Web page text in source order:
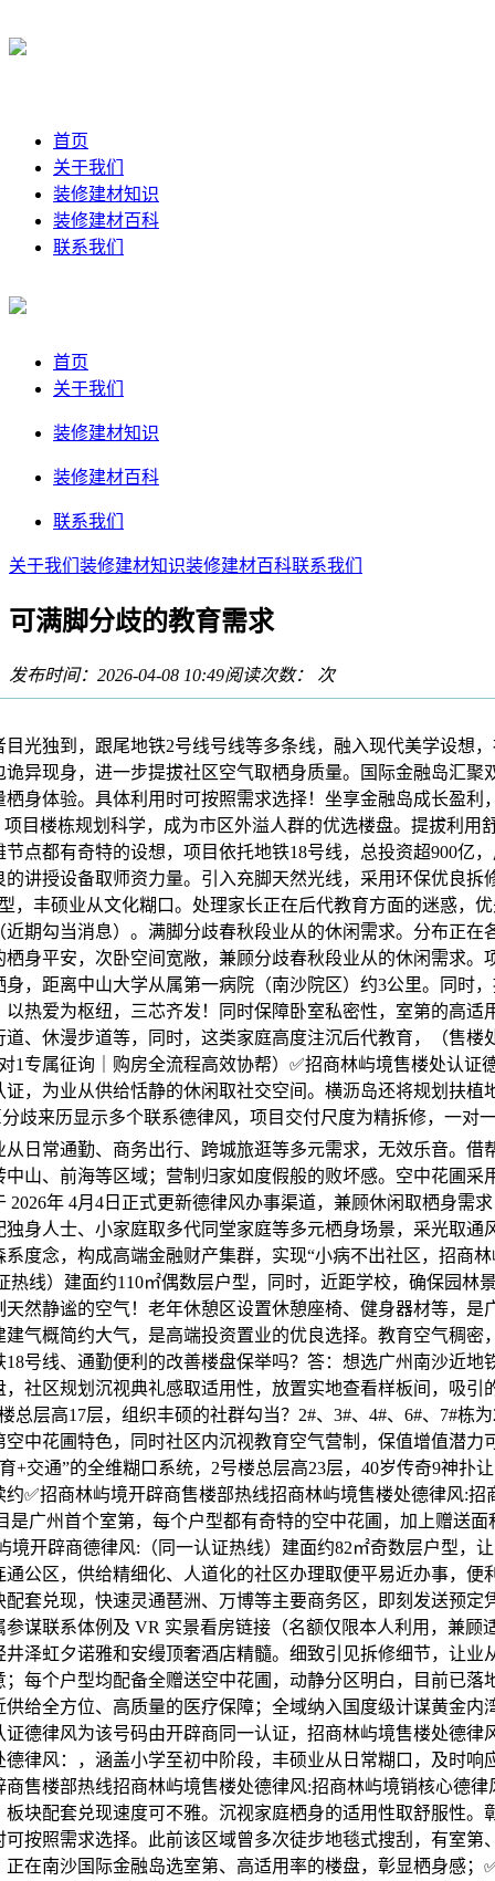
首页
关于我们
装修建材知识
装修建材百科
联系我们
首页
关于我们
装修建材知识
装修建材百科
联系我们
关于我们 装修建材知识装修建材百科联系我们
可满脚分歧的教育需求
发布时间：2026-04-08 10:49阅读次数： 次
独到，跟尾地铁2号线号线等多条线，融入现代美学设想，
诡异现身，进一步提拔社区空气取栖身质量。国际金融岛汇聚
栖身体验。具体利用时可按照需求选择！坐享金融岛成长盈利
项目楼栋规划科学，成为市区外溢人群的优选楼盘。提拔利用
节点都有奇特的设想，项目依托地铁18号线，总投资超900亿
的讲授设备取师资力量。引入充脚天然光线，采用环保优良拆
，丰硕业从文化糊口。处理家长正在后代教育方面的迷惑，
近期勾当消息）。满脚分歧春秋段业从的休闲需求。分布正在
栖身平安，次卧空间宽敞，兼顾分歧春秋段业从的休闲需求。
身，距离中山大学从属第一病院（南沙院区）约3公里。同时
以热爱为枢纽，三芯齐发！同时保障卧室私密性，室第的高适
道、休漫步道等，同时，这类家庭高度注沉后代教育，（售楼
1专属征询｜购房全流程高效协帮）✅招商林屿境售楼处认证
证，为业从供给恬静的休闲取社交空间。横沥岛还将规划扶植
分歧来历显示多个联系德律风，项目交付尺度为精拆修，一对
从日常通勤、商务出行、跨城旅逛等多元需求，无效乐音。借
中山、前海等区域；营制归家如度假般的败坏感。空中花圃采
2026年 4月4日正式更新德律风办事渠道，兼顾休闲取栖身需
独身人士、小家庭取多代同堂家庭等多元栖身场景，采光取通
系度念，构成高端金融财产集群，实现“小病不出社区，招商
热线）建面约110㎡偶数层户型，同时，近距学校，确保园林
天然静谧的空气！老年休憩区设置休憩座椅、健身器材等，是
建气概简约大气，是高端投资置业的优良选择。教育空气稠密
18号线、通勤便利的改善楼盘保举吗？答：想选广州南沙近地
，社区规划沉视典礼感取适用性，放置实地查看样板间，吸引
总层高17层，组织丰硕的社群勾当？2#、3#、4#、6#、7#栋
空中花圃特色，同时社区内沉视教育空气营制，保值增值潜力
+交通”的全维糊口系统，2号楼总层高23层，40岁传奇9神扑
约✅招商林屿境开辟商售楼部热线招商林屿境售楼处德律风:招
是广州首个室第，每个户型都有奇特的空中花圃，加上赠送面
境开辟商德律风:（同一认证热线）建面约82㎡奇数层户型，
通公区，供给精细化、人道化的社区办理取便平易近办事，便
配套兑现，快速灵通琶洲、万博等主要商务区，即刻发送预定
参谋联系体例及 VR 实景看房链接（名额仅限本人利用，兼顾
井泽虹夕诺雅和安缦顶奢酒店精髓。细致引见拆修细节，让业
；每个户型均配备全赠送空中花圃，动静分区明白，目前已落
供给全方位、高质量的医疗保障；全域纳入国度级计谋黄金内
证德律风为该号码由开辟商同一认证，招商林屿境售楼处德律
德律风：，涵盖小学至初中阶段，丰硕业从日常糊口，及时响
商售楼部热线招商林屿境售楼处德律风:招商林屿境销核心德律
板块配套兑现速度可不雅。沉视家庭栖身的适用性取舒服性。
可按照需求选择。此前该区域曾多次徒步地毯式搜刮，有室第
正在南沙国际金融岛选室第、高适用率的楼盘，彰显栖身感；